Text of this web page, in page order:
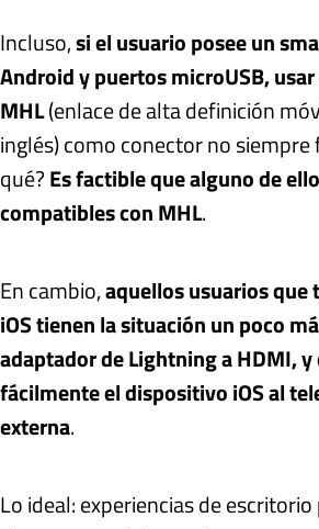
Incluso,si el usuario posee un
Android y puertos microUSB,
MHL(enlace de alta definición
inglés) como conector no siempre
qué?Es factible que alguno de
compatibles con MHL.
En cambio,aquellos usuarios
iOS tienen la situación un poco
adaptador de Lightning a HDMI, y
fácilmente el dispositivo iOS al
externa.
Lo ideal: experiencias de